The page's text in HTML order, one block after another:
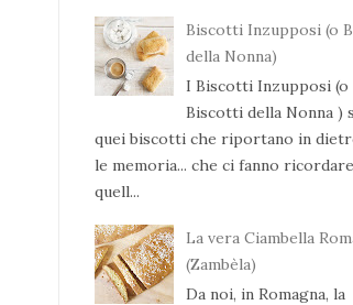
Biscotti Inzupposi (o
della Nonna)
I Biscotti Inzupposi (o
Biscotti della Nonna )
quei biscotti che riportano in
le memoria... che ci fanno ricordare
quell...
La vera Ciambella
(Zambèla)
Da noi, in Romagna, la